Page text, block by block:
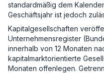
standardmäßig dem
Geschäftsjahr ist jedoch
Kapitalgesellschaften
Unternehmensregister
innerhalb von 12 Monaten
kapitalmarktorientierte
Monaten offenlegen.